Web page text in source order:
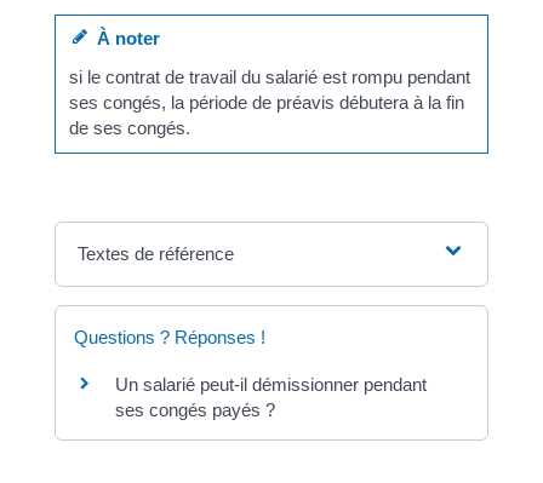
À noter
si le contrat de travail du salarié est rompu pendant
ses congés, la période de préavis débutera à la fin
de ses congés.
Textes de référence
Questions ? Réponses !
Un salarié peut-il démissionner pendant
ses congés payés ?